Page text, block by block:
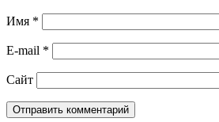
Имя *
E-mail *
Сайт